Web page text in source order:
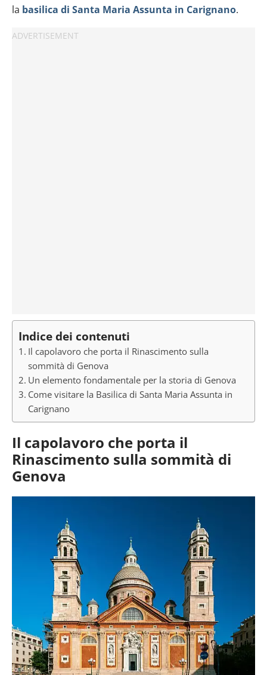
la basilica di Santa Maria Assunta in Carignano.
Indice dei contenuti
Il capolavoro che porta il Rinascimento sulla
sommità di Genova
Un elemento fondamentale per la storia di Genova
Come visitare la Basilica di Santa Maria Assunta in
Carignano
Il capolavoro che porta il
Rinascimento sulla sommità di
Genova